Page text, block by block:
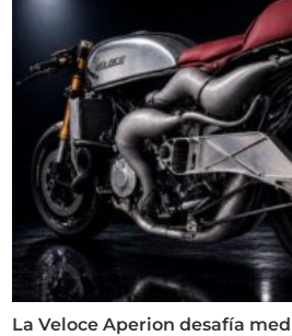
La Veloce Aperion desafía